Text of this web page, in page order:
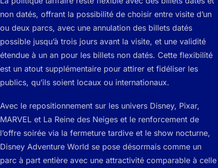
non datés, offrant la possibilité de choisir entre visite d’un
ou deux parcs, avec une annulation des billets datés
possible jusqu’à trois jours avant la visite, et une validité
étendue à un an pour les billets non datés. Cette flexibilité
est un atout supplémentaire pour attirer et fidéliser les
publics, qu’ils soient locaux ou internationaux.
Avec le repositionnement sur les univers Disney, Pixar,
MARVEL et La Reine des Neiges et le renforcement de
l’offre soirée via la fermeture tardive et le show nocturne,
Disney Adventure World se pose désormais comme un
parc à part entière avec une attractivité comparable à celle